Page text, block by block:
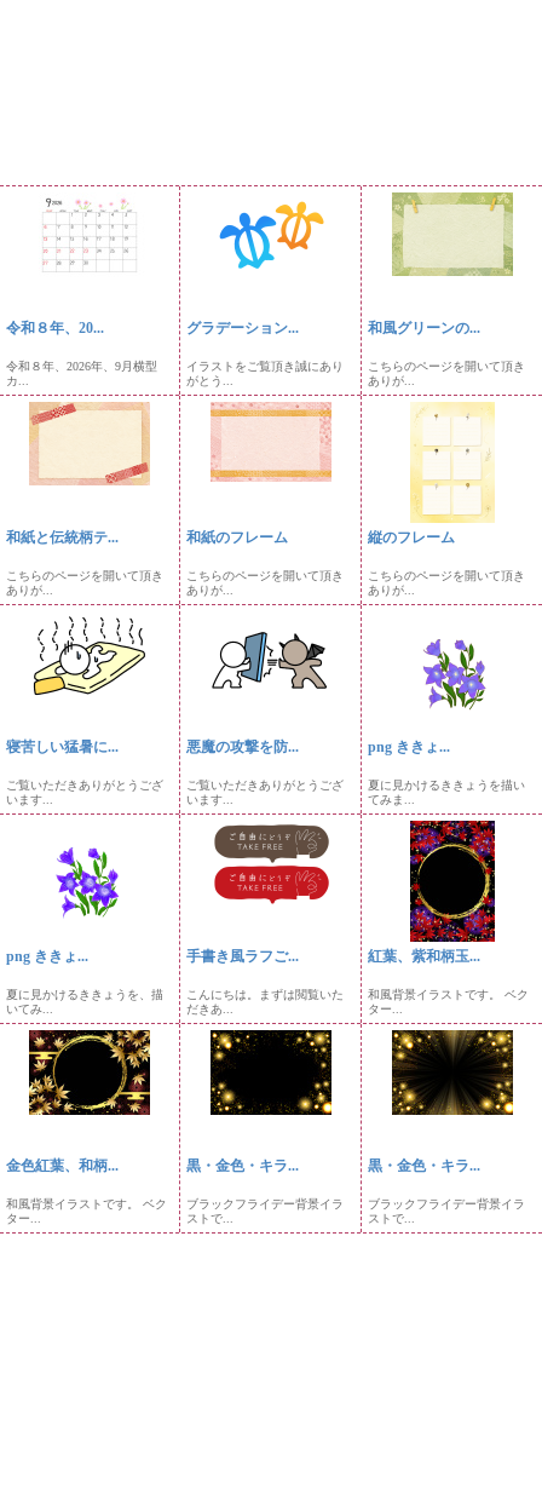
令和８年、20...
令和８年、2026年、9月横型
カ...
グラデーション...
イラストをご覧頂き誠にあり
がとう...
和風グリーンの...
こちらのページを開いて頂き
ありが...
和紙と伝統柄テ...
こちらのページを開いて頂き
ありが...
和紙のフレーム
こちらのページを開いて頂き
ありが...
縦のフレーム
こちらのページを開いて頂き
ありが...
寝苦しい猛暑に...
ご覧いただきありがとうござ
います...
悪魔の攻撃を防...
ご覧いただきありがとうござ
います...
png ききょ...
夏に見かけるききょうを描い
てみま...
png ききょ...
夏に見かけるききょうを、描
いてみ...
手書き風ラフご...
こんにちは。まずは閲覧いた
だきあ...
紅葉、紫和柄玉...
和風背景イラストです。 ベク
ター...
金色紅葉、和柄...
和風背景イラストです。 ベク
ター...
黒・金色・キラ...
ブラックフライデー背景イラ
ストで...
黒・金色・キラ...
ブラックフライデー背景イラ
ストで...